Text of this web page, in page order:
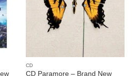
CD
CD Paramore – Brand New